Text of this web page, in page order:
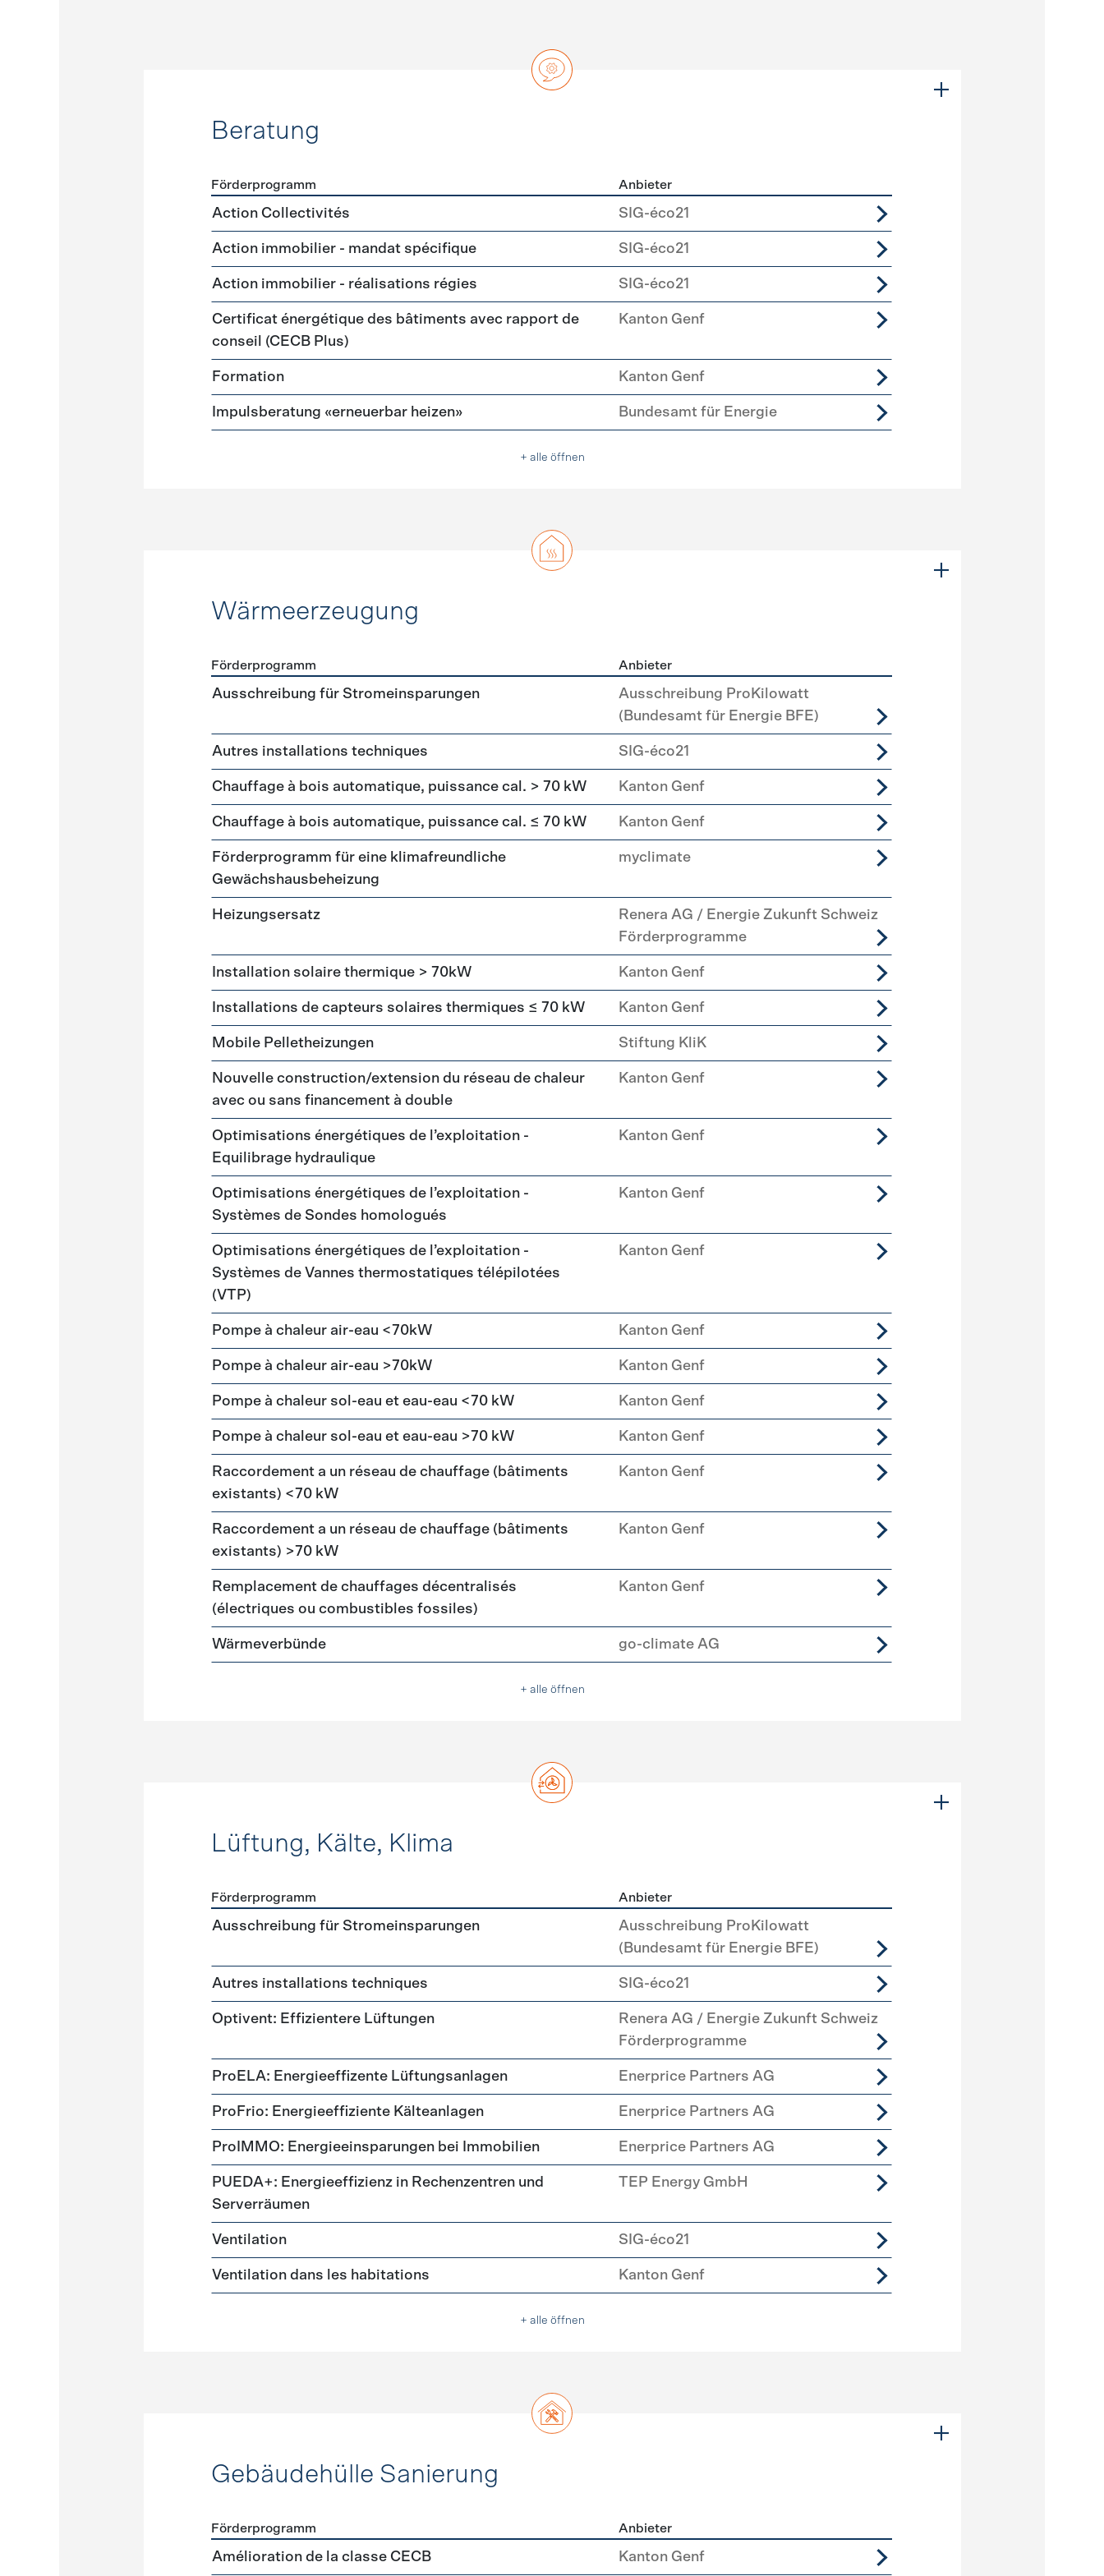
Beratung
Förderprogramme Beratung
Förderprogramm Anbieter
Action Collectivités SIG-éco21
Action immobilier - mandat spécifique SIG-éco21
Action immobilier - réalisations régies SIG-éco21
Certificat énergétique des bâtiments avec rapport de
conseil (CECB Plus)
Kanton Genf
Formation Kanton Genf
Impulsberatung «erneuerbar heizen» Bundesamt für Energie
+ alle öffnen
Wärmeerzeugung
Förderprogramme Wärmeerzeugung
Förderprogramm Anbieter
Ausschreibung für Stromeinsparungen
Ausschreibung ProKilowatt
(Bundesamt für Energie BFE)
Autres installations techniques SIG-éco21
Chauffage à bois automatique, puissance cal. > 70 kW Kanton Genf
Chauffage à bois automatique, puissance cal. ≤ 70 kW Kanton Genf
Förderprogramm für eine klimafreundliche
Gewächshausbeheizung
myclimate
Heizungsersatz
Renera AG / Energie Zukunft Schweiz
Förderprogramme
Installation solaire thermique > 70kW Kanton Genf
Installations de capteurs solaires thermiques ≤ 70 kW Kanton Genf
Mobile Pelletheizungen Stiftung KliK
Nouvelle construction/extension du réseau de chaleur
avec ou sans financement à double
Kanton Genf
Optimisations énergétiques de l’exploitation -
Equilibrage hydraulique
Kanton Genf
Optimisations énergétiques de l’exploitation -
Systèmes de Sondes homologués
Kanton Genf
Optimisations énergétiques de l’exploitation -
Systèmes de Vannes thermostatiques télépilotées
(VTP)
Kanton Genf
Pompe à chaleur air-eau <70kW Kanton Genf
Pompe à chaleur air-eau >70kW Kanton Genf
Pompe à chaleur sol-eau et eau-eau <70 kW Kanton Genf
Pompe à chaleur sol-eau et eau-eau >70 kW Kanton Genf
Raccordement a un réseau de chauffage (bâtiments
existants) <70 kW
Kanton Genf
Raccordement a un réseau de chauffage (bâtiments
existants) >70 kW
Kanton Genf
Remplacement de chauffages décentralisés
(électriques ou combustibles fossiles)
Kanton Genf
Wärmeverbünde go-climate AG
+ alle öffnen
Lüftung, Kälte, Klima
Förderprogramme Lüftung, Kälte, Klima
Förderprogramm Anbieter
Ausschreibung für Stromeinsparungen
Ausschreibung ProKilowatt
(Bundesamt für Energie BFE)
Autres installations techniques SIG-éco21
Optivent: Effizientere Lüftungen
Renera AG / Energie Zukunft Schweiz
Förderprogramme
ProELA: Energieeffizente Lüftungsanlagen Enerprice Partners AG
ProFrio: Energieeffiziente Kälteanlagen Enerprice Partners AG
ProIMMO: Energieeinsparungen bei Immobilien Enerprice Partners AG
PUEDA+: Energieeffizienz in Rechenzentren und
Serverräumen
TEP Energy GmbH
Ventilation SIG-éco21
Ventilation dans les habitations Kanton Genf
+ alle öffnen
Gebäudehülle Sanierung
Förderprogramme Gebäudehülle Sanierung
Förderprogramm Anbieter
Amélioration de la classe CECB Kanton Genf